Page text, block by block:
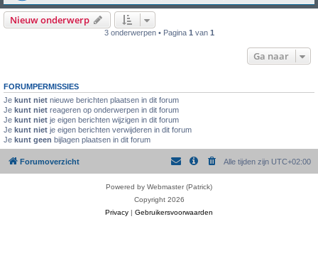
Nieuw onderwerp
3 onderwerpen • Pagina 1 van 1
Ga naar
FORUMPERMISSIES
Je kunt niet nieuwe berichten plaatsen in dit forum
Je kunt niet reageren op onderwerpen in dit forum
Je kunt niet je eigen berichten wijzigen in dit forum
Je kunt niet je eigen berichten verwijderen in dit forum
Je kunt geen bijlagen plaatsen in dit forum
Forumoverzicht Alle tijden zijn UTC+02:00
Powered by Webmaster (Patrick)
Copyright 2026
Privacy | Gebruikersvoorwaarden